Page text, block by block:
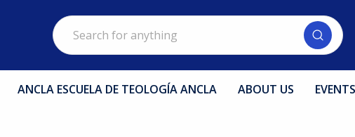
Search
ANCLA ESCUELA DE TEOLOGÍA ANCLA ABOUT US EVENTS